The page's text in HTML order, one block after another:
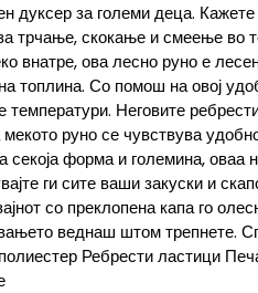
дуксер за големи деца.
трчање, скокање и смеење во
внатре, ова лесно руно е
топлина. Со помош на овој
температури. Неговите
руно се чувствува
секоја форма и големина, оваа
ги сите ваши закуски и
со преклопена капа го
веднаш штом трепнете.
Ребрести ластици